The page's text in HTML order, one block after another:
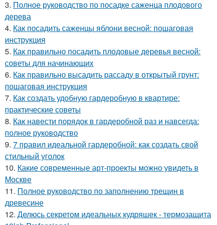
3. Полное руководство по посадке саженца плодового
дерева
4. Как посадить саженцы яблони весной: пошаговая
инструкция
5. Как правильно посадить плодовые деревья весной:
советы для начинающих
6. Как правильно высадить рассаду в открытый грунт:
пошаговая инструкция
7. Как создать удобную гардеробную в квартире:
практические советы
8. Как навести порядок в гардеробной раз и навсегда:
полное руководство
9. 7 правил идеальной гардеробной: как создать свой
стильный уголок
10. Какие современные арт-проекты можно увидеть в
Москве
11. Полное руководство по заполнению трещин в
древесине
12. Делюсь секретом идеальных кудряшек - термозащита